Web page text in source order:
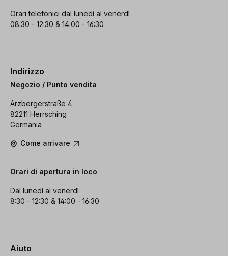
Orari telefonici dal lunedì al venerdì
08:30 - 12:30 & 14:00 - 16:30
Indirizzo
Negozio / Punto vendita
Arzbergerstraße 4
82211 Herrsching
Germania
Come arrivare
Orari di apertura in loco
Dal lunedì al venerdì
8:30 - 12:30 & 14:00 - 16:30
Aiuto